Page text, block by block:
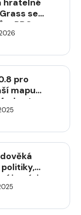
hratelné
se
RPG
pro
mapu
impéria